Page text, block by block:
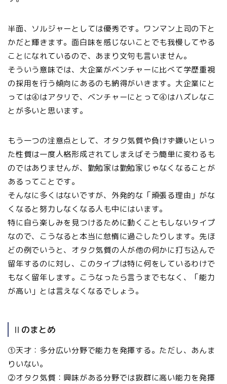
半面、ソルジャーとしては優秀です。ワンマン上司の下と
かだと輝きます。面白味を感じないことでも我慢してやる
ことになれているので、あまり文句も言いません。
そういう意味では、大企業がベンチャーに比べて学歴重視
の採用を行う傾向にあるのも納得がいきます。大企業にと
っては④はアタリで、ベンチャーにとって④はハズレなこ
とが多いと思います。
もう一つの注意点として、オタク気質や負けず嫌いといっ
た性質は一度人格形成されてしまえばそう簡単に変わるも
のではありませんが、勤勉家は勤勉家じゃなくなることが
あるってことです。
そんなに多くはないですが、外発的な「頑張る理由」がな
くなると努力しなくなる人も中にはいます。
特に自ら楽しみを見つけるために動くこともしないタイプ
なので、こうなると本当に怠惰に過ごしたりします。先ほ
どの例でいうと、オタク気質の人が他の何かに打ち込んで
留年するのに対し、このタイプは特に何をしているわけで
もなく留年します。こうなったら言うまでもなく、「能力
が高い」とは言えなくなるでしょう。
Ⅱのまとめ
①天才：多分広い分野で能力を発揮する。ただし、あんま
りいない。
②オタク気質：興味がある分野では抜群に高い能力を発揮